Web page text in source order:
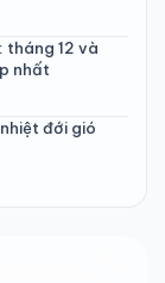
tháng 12 và
nhất
đới gió